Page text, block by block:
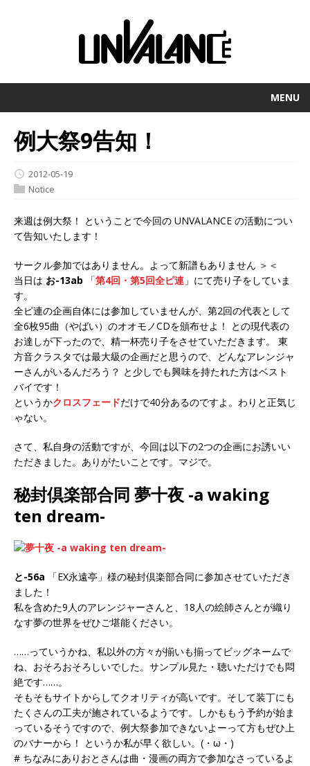
MENU
例大祭9告知！
2012-05-19
Notice
来週は例大祭！ ということで今回の UNVALANCE の活動につい
て告知いたします！
サークル参加ではありません。よって新譜もありません ＞＜
当日は お-13ab 「第4回・第5回全ピ連 」にて売り子をしていま
す。
全ピ連の企画自体には参加していませんが、第2回の代表として
全6枚95曲（やばい）のオオモノCDを頒布せよ！ との現代表の
お達しが下ったので、精一杯売り子をさせていただきます。 東
方音クラスタでは最大級の企画だと思うので、どんなアレンジャ
ーさんがいるんだろう？ と少しでも興味を持たれた方はベスト
バイです！
というかクロスフェードだけで40分あるのですよ。わりと正気じ
ゃない。
さて、私自身の活動ですが、今回は以下の2つの企画にお誘いい
ただきました。ありがたいことです。マジで。
秘封倶楽部合同 夢十夜 -a waking
ten dream-
と-56a 「EX永遠亭」様の秘封倶楽部合同に参加させていただき
ました！
私を含めた9人のアレンジャーさんと、18人の絵師さんとが織り
なす夢の世界をぜひご堪能ください。
……っていうかね、私以外の方々が揃いも揃ってビッグネームで
ね、おそろおそろしいでした。サンプル見た・聴いただけでも悶
絶です……。
そもそもサイトからしてクオリティが高いです。そして装丁にも
たくさんの工夫が施されているようです。しかももう予約が始ま
っているそうですので、例大祭参加できないよーって方もぜひ上
のバナーから！ というか私が早く欲しい。(・ω・)
# ちなみにありおとさんは曲・漫画の両方で参加なさっているよ